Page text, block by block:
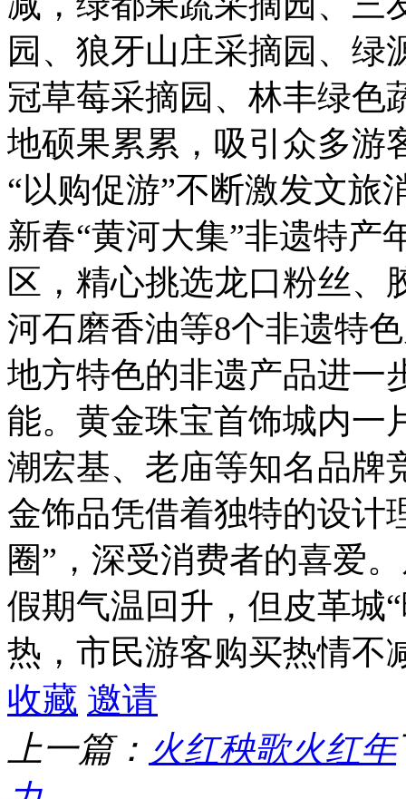
园、狼牙山庄采摘园、绿
冠草莓采摘园、林丰绿色
地硕果累累，吸引众多游
“以购促游”不断激发文旅
新春“黄河大集”非遗特产
区，精心挑选龙口粉丝、
河石磨香油等8个非遗特
地方特色的非遗产品进一
能。黄金珠宝首饰城内一
潮宏基、老庙等知名品牌
金饰品凭借着独特的设计
圈”，深受消费者的喜爱
假期气温回升，但皮革城
热，市民游客购买热情不
收藏 邀请
上一篇： 火红秧歌火红年